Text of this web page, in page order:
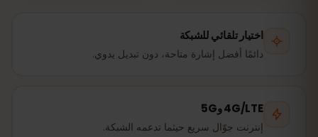
اختيار تلقائي للشبكة
دائمًا أفضل إشارة متاحة، دون تبديل يدوي.
4G/LTE و5G
إنترنت جوّال سريع حيثما تدعمه الشبكة.